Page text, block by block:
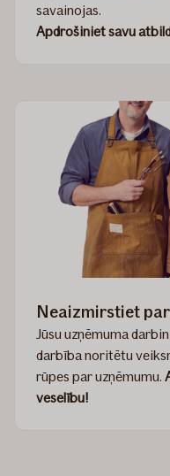
savainojas.
Apdrošiniet savu
Neaizmirstiet
Jūsu uzņēmuma
darbība noritētu
rūpes par uzņēmumu.
veselību!